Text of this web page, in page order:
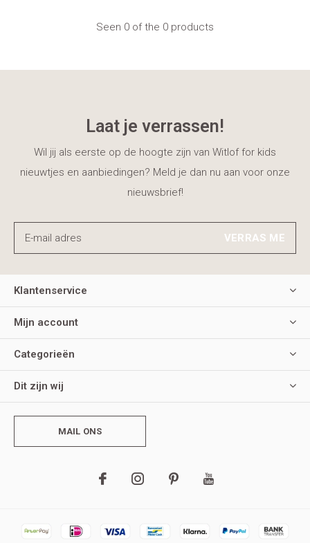
Seen 0 of the 0 products
Laat je verrassen!
Wil jij als eerste op de hoogte zijn van Witlof for kids
nieuwtjes en aanbiedingen? Meld je dan nu aan voor onze
nieuwsbrief!
VERRAS ME
Klantenservice
Mijn account
Categorieën
Dit zijn wij
MAIL ONS